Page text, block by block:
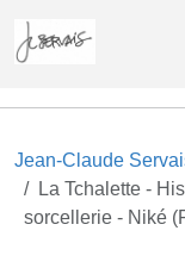
Jean-Claude
La Tchalette -
sorcellerie - Niké